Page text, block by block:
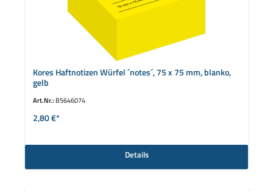
Kores Haftnotizen Würfel ´notes´, 75 x 75 mm, blanko,
gelb
Art.Nr.: B5646074
2,80 €*
Details